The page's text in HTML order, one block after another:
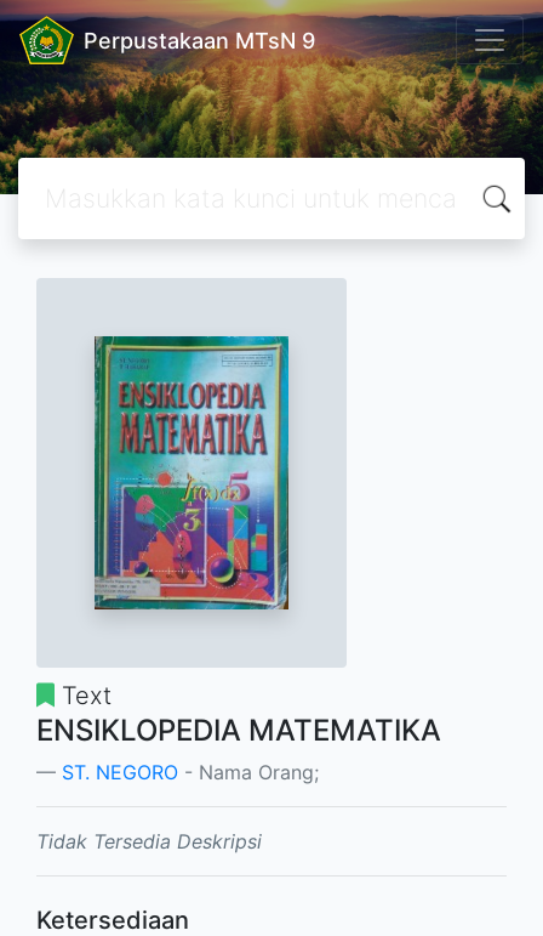
Perpustakaan MTsN 9
Text
ENSIKLOPEDIA MATEMATIKA
ST. NEGORO - Nama Orang;
Tidak Tersedia Deskripsi
Ketersediaan